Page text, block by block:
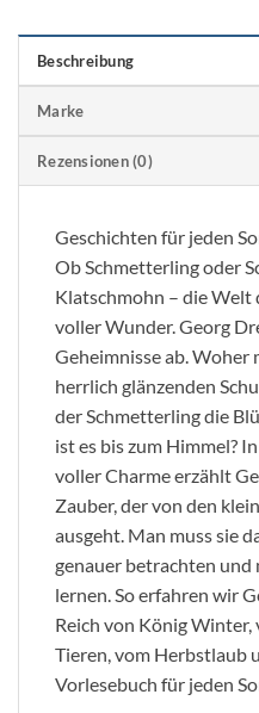
Beschreibung
Marke
Rezensionen (0)
Geschichten für jeden
Ob Schmetterling oder
Klatschmohn – die Welt
voller Wunder. Georg
Geheimnisse ab. Woher
herrlich glänzenden
der Schmetterling die
ist es bis zum Himmel?
voller Charme erzählt
Zauber, der von den
ausgeht. Man muss sie
genauer betrachten und
lernen. So erfahren wir
Reich von König
Tieren, vom Herbstlaub
Vorlesebuch für jeden